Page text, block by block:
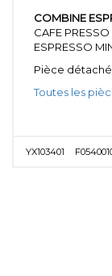
COMBINE
CAFE
ESPRESSO
Pièce
Toutes les
YX103401